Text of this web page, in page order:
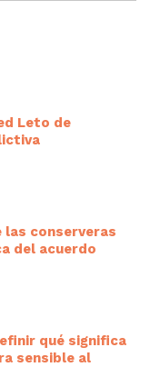
Leto de
las conserveras
del acuerdo
qué significa
sensible al